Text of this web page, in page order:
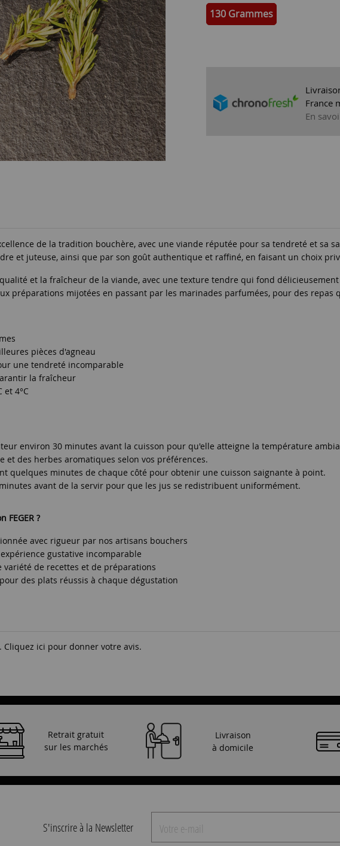
130 Grammes
France
En
de la tradition bouchère, avec une viande réputée pour sa tendreté et sa
et juteuse, ainsi que par son goût authentique et raffiné, en faisant un choix
et la fraîcheur de la viande, avec une texture tendre qui fond
préparations mijotées en passant par les marinades parfumées, pour des
pièces d'agneau
une tendreté incomparable
la fraîcheur
et 4°C
environ 30 minutes avant la cuisson pour qu'elle atteigne la température
et des herbes aromatiques selon vos préférences.
quelques minutes de chaque côté pour obtenir une cuisson saignante à point.
avant de la servir pour que les jus se redistribuent uniformément.
FEGER ?
avec rigueur par nos artisans bouchers
gustative incomparable
variété de recettes et de préparations
des plats réussis à chaque dégustation
Cliquez ici pour donner votre avis.
Retrait gratuit
sur les marchés
Livraison
à domicile
S'inscrire à la Newsletter